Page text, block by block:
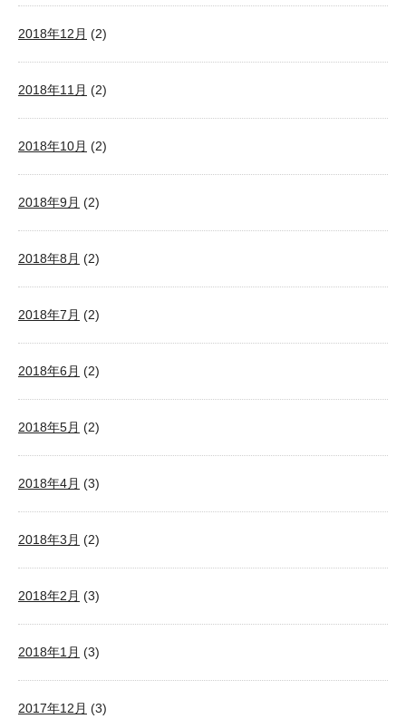
2018年12月 (2)
2018年11月 (2)
2018年10月 (2)
2018年9月 (2)
2018年8月 (2)
2018年7月 (2)
2018年6月 (2)
2018年5月 (2)
2018年4月 (3)
2018年3月 (2)
2018年2月 (3)
2018年1月 (3)
2017年12月 (3)